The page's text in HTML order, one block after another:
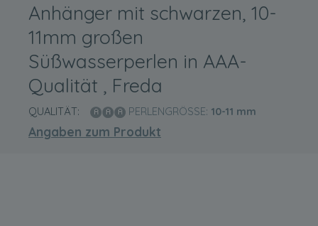
Anhänger mit schwarzen, 10-
11mm großen
Süßwasserperlen in AAA-
Qualität , Freda
QUALITÄT: PERLENGRÖSSE: 10-11 mm
Angaben zum Produkt